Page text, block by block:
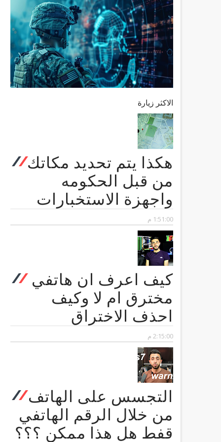
الاكثر زيارة
هكذا يتم تحديد مكاتك
من قبل الحكومه
واجهزة الاستخبارات
1:51:00 م
كيف اعرف ان هاتفي
مخترق ام لا وكيف
احذف الاختراق
2:15:00 م
التجسس على الهاتف
من خلال الرقم الهاتفي
قفط هل هذا ممكن ؟؟؟